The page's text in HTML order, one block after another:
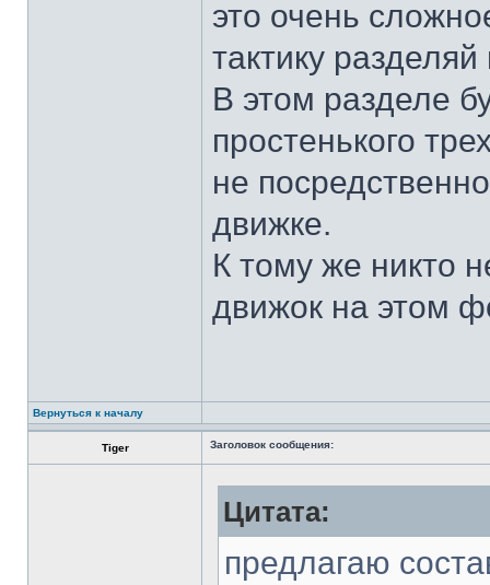
это очень
тактику
В этом разделе
простенького
не
движке.
К тому же никто
движок на этом
Вернуться к началу
Tiger Заголовок сообщения:
Цитата:
предлагаю